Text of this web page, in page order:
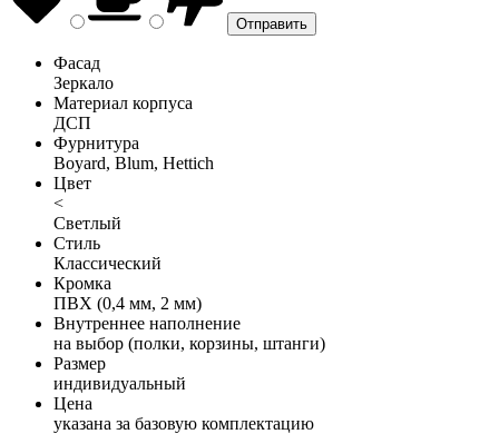
Фасад
Зеркало
Материал корпуса
ДСП
Фурнитура
Boyard, Blum, Hettich
Цвет
<
Светлый
Стиль
Классический
Кромка
ПВХ (0,4 мм, 2 мм)
Внутреннее наполнение
на выбор (полки, корзины, штанги)
Размер
индивидуальный
Цена
указана за базовую комплектацию